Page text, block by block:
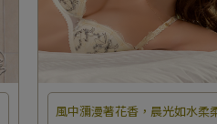
風中瀰漫著花香，晨光如水柔